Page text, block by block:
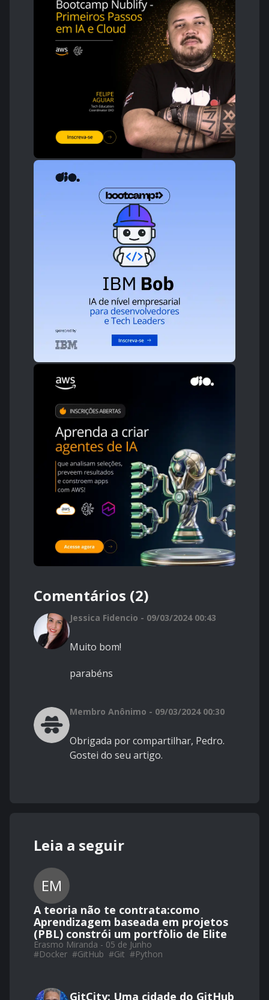
Comentários (2)
Jessica Fidencio - 09/03/2024 00:43
Muito bom!
parabéns
Membro Anônimo - 09/03/2024 00:30
Obrigada por compartilhar, Pedro.
Gostei do seu artigo.
Leia a seguir
EM
A teoria não te contrata:como
Aprendizagem baseada em projetos
(PBL) constrói um portfòlio de Elite
Erasmo Miranda - 05 de Junho
#Docker #GitHub #Git #Python
GitCity: Uma cidade do GitHub